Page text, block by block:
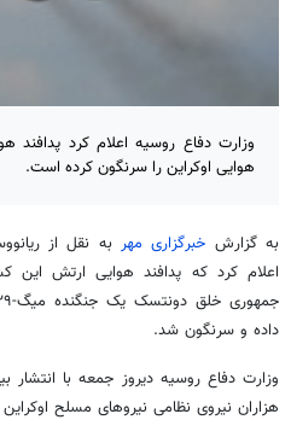
وزارت دفاع روسیه اعلام کرد پدافند
هوایی اوکراین را سرنگون کرده است.
به گزارش خبرگزاری مهر به نقل از
اعلام کرد که پدافند هوایی ارتش این
داده و سرنگون شد.
وزارت دفاع روسیه دیروز جمعه با انتشار
هزاران نیروی نظامی نیروهای مسلح